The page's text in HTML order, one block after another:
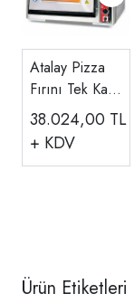
Atalay Pizza
Fırını Tek Katlı
Elektrikli 62x62
APF-62-1
38.024,00 TL
+ KDV
Ürün Etiketleri